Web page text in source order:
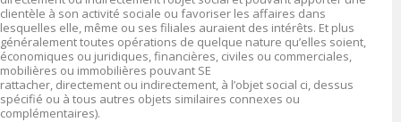
clientèle à son activité sociale ou favoriser les affaires dans
lesquelles elle, même ou ses filiales auraient des intérêts. Et plus
généralement toutes opérations de quelque nature qu’elles soient,
économiques ou juridiques, financières, civiles ou commerciales,
mobilières ou immobilières pouvant SE
rattacher, directement ou indirectement, à l’objet social ci, dessus
spécifié ou à tous autres objets similaires connexes ou
complémentaires).